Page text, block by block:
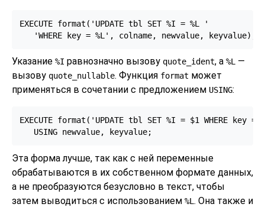
EXECUTE format('UPDATE tbl SET %I = %L '
   'WHERE key = %L', colname, newvalue, keyvalue);
Указание %I равнозначно вызову quote_ident, а %L —
вызову quote_nullable. Функция format может
применяться в сочетании с предложением USING:
EXECUTE format('UPDATE tbl SET %I = $1 WHERE key
   USING newvalue, keyvalue;
Эта форма лучше, так как с ней переменные
обрабатываются в их собственном формате данных,
а не преобразуются безусловно в текст, чтобы
затем выводиться с использованием %L . Она также и